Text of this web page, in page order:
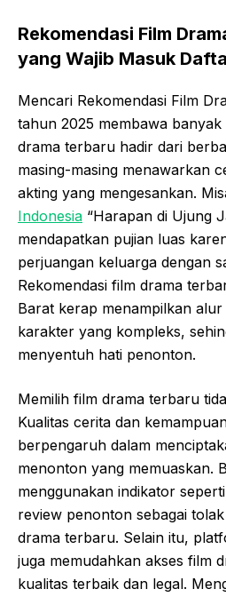
Rekomendasi Film
yang Wajib Masuk
Mencari Rekomendasi Film
tahun 2025 membawa
drama terbaru hadir dari
masing-masing menawarkan
akting yang mengesankan.
Indonesia “Harapan di Ujung
mendapatkan pujian luas
perjuangan keluarga dengan
Rekomendasi film drama
Barat kerap menampilkan
karakter yang kompleks,
menyentuh hati penonton.
Memilih film drama terbaru
Kualitas cerita dan
berpengaruh dalam
menonton yang memuaskan.
menggunakan indikator
review penonton sebagai
drama terbaru. Selain itu,
juga memudahkan akses film
kualitas terbaik dan legal.